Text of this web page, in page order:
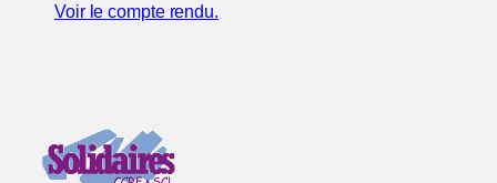
Voir le compte rendu.